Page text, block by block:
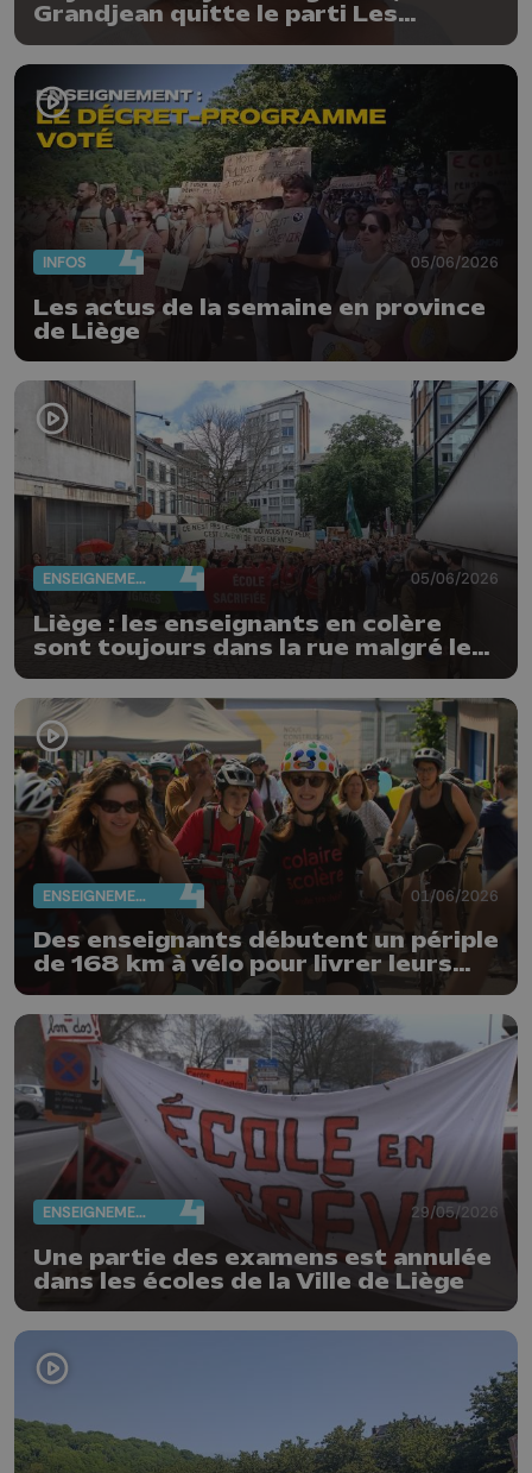
Grandjean quitte le parti Les
INFOS 05/06/2026
Les actus de la semaine en province
de Liège
ENSEIGNEMENT 05/06/2026
Liège : les enseignants en colère
sont toujours dans la rue malgré le
ENSEIGNEMENT 01/06/2026
Des enseignants débutent un périple
de 168 km à vélo pour livrer leurs
revendications
ENSEIGNEMENT 29/05/2026
Une partie des examens est annulée
dans les écoles de la Ville de Liège